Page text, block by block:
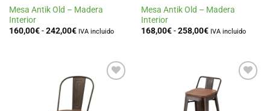
Mesa Antik Old – Madera
Interior
160,00€ - 242,00€Rango
242,00€
IVA incluido
Mesa Antik Old – Madera
Interior
168,00€ - 258,00€Rango
258,00€
IVA incluido